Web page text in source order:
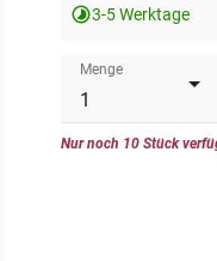
3-5 Werktage
Menge
Nur noch 10 Stück